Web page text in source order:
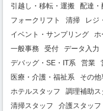
引越し・移転・運搬
配達・
フォークリフト
清掃 レジ
イベント・サンプリング
ホ
一般事務
受付 データ入力
デバッグ・SE・IT系
営業
医療・介護・福祉系
その
ホテルスタッフ
調理補助ス
清掃スタッフ
介護スタッフ